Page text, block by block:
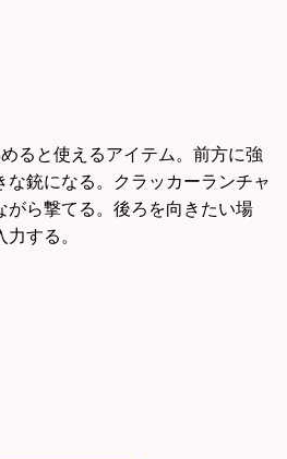
ると使えるアイテム。前方に強
な銃になる。クラッカーランチャ
がら撃てる。後ろを向きたい場
する。